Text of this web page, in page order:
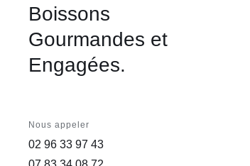
Boissons
Gourmandes et
Engagées.
Nous appeler
02 96 33 97 43